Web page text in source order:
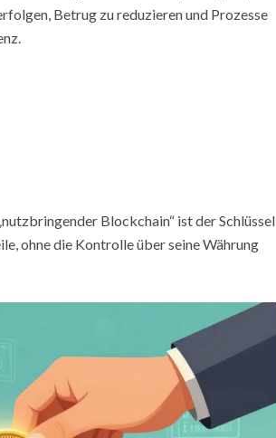
Betrug zu reduzieren und Prozesse
Blockchain“ ist der Schlüssel
ohne die Kontrolle über seine Währung